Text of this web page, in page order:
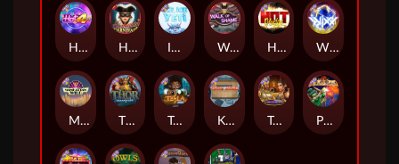
Manhattan Goes Wild
Hot Nudge
Tomb of Nefertiti
Tesla Jolt
WiXX
Hot 4 Cash Harlequin Carnival Walk of Shame
Kitchen Drama: Sushi Mania Pixies vs Pirates
Thor: Hammer Time
Ice Ice Yeti